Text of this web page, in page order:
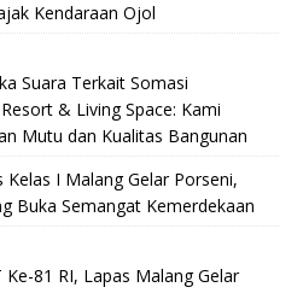
Kendaraan Ojol
Suara Terkait Somasi
& Living Space: Kami
Mutu dan Kualitas Bangunan
Kelas I Malang Gelar Porseni,
Buka Semangat Kemerdekaan
Ke-81 RI, Lapas Malang Gelar